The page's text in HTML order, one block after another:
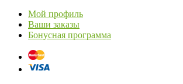
Мой профиль
Ваши заказы
Бонусная программа